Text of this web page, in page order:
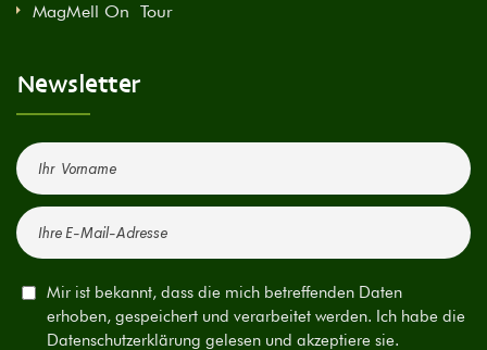
MagMell On Tour
Newsletter
Mir ist bekannt, dass die mich betreffenden Daten
erhoben, gespeichert und verarbeitet werden. Ich habe die
Datenschutzerklärung gelesen und akzeptiere sie.